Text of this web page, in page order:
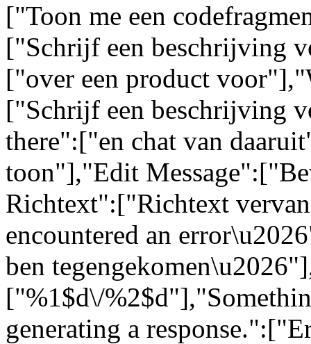
["Toon me een
["Schrijf een beschrijving
["over een product
["Schrijf een beschrijving
there":["en chat van
toon"],"Edit
Richtext":["Richtext
encountered an
ben
["%1$d\/
generating a